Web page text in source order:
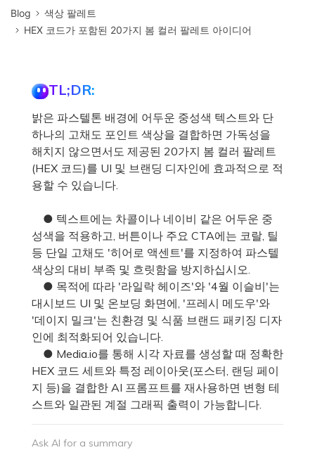
Blog
색상 팔레트
HEX 코드가 포함된 20가지 봄 컬러 팔레트 아이디어
TL;DR:
밝은 파스텔톤 배경에 어두운 중성색 텍스트와 단
하나의 고채도 포인트 색상을 결합하면 가독성을
해치지 않으면서도 제공된 20가지 봄 컬러 팔레트
(HEX 코드)를 UI 및 브랜딩 디자인에 효과적으로 적
용할 수 있습니다.
● 텍스트에는 차콜이나 네이비 같은 어두운 중
성색을 적용하고, 버튼이나 주요 CTA에는 코랄, 틸
등 단일 고채도 '히어로 액센트'를 지정하여 파스텔
색상의 대비 부족 및 흐릿함을 방지하십시오.
● 목적에 따라 '라일락 헤이즈'와 '4월 이슬비'는
대시보드 UI 및 온보딩 화면에, '프레시 메도우'와
'데이지 밀크'는 친환경 및 식품 브랜드 패키징 디자
인에 최적화되어 있습니다.
● Media.io를 통해 시각 자료를 생성할 때 정확한
HEX 코드 세트와 특정 레이아웃(포스터, 랜딩 페이
지 등)을 결합한 AI 프롬프트를 재사용하면 변형 테
스트와 일관된 계절 그래픽 출력이 가능합니다.
Ask AI for a summary